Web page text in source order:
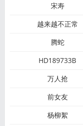
宋寿
越来越不正常
腾蛇
HD189733B
万人抢
前女友
杨柳絮